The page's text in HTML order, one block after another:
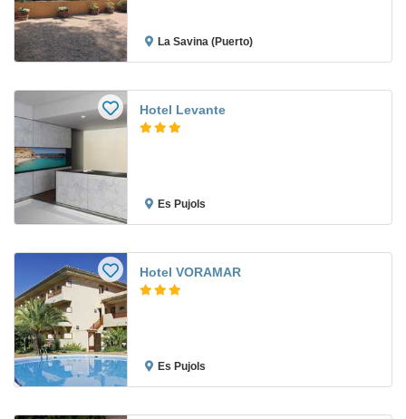
La Savina (Puerto)
Hotel Levante
Es Pujols
Hotel VORAMAR
Es Pujols